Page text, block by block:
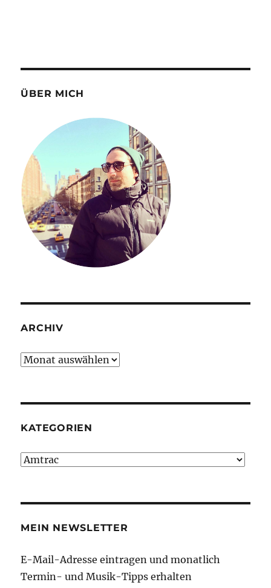
ÜBER MICH
ARCHIV
Archiv
KATEGORIEN
Kategorien
MEIN NEWSLETTER
E-Mail-Adresse eintragen und monatlich
Termin- und Musik-Tipps erhalten